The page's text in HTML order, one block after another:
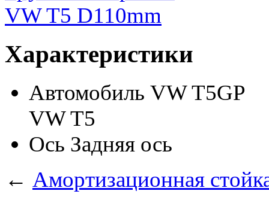
Характеристики
Автомобиль VW T5GP
VW T5
Ось Задняя ось
← Амортизационная